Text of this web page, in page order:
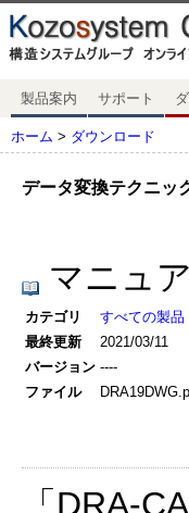
製品案内 サポート
ホーム > ダウンロード
データ変換テクニッ
マニュ
カテゴリ すべての製品
最終更新
2021/03/11
バージョン ----
ファイル
「DRA-